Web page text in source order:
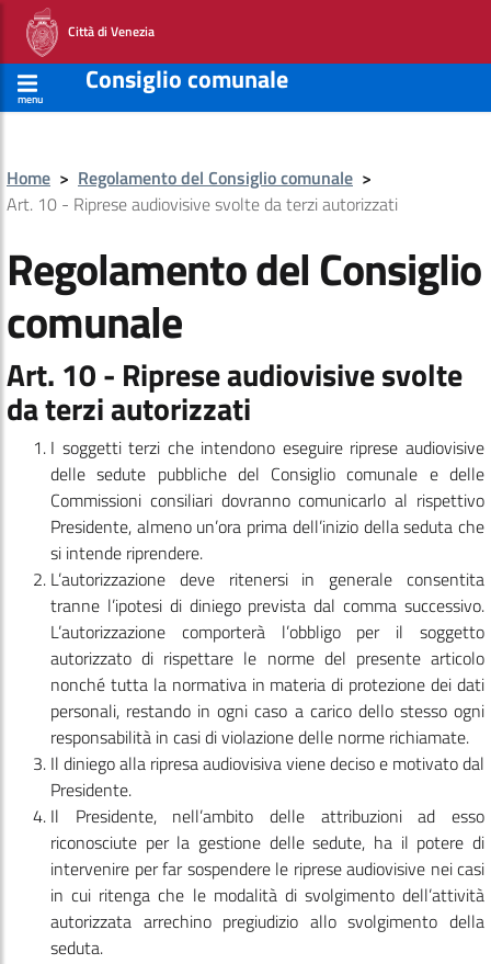
Città di Venezia
menu
Consiglio comunale
Home > Regolamento del Consiglio comunale >
Art. 10 - Riprese audiovisive svolte da terzi autorizzati
Regolamento del Consiglio
comunale
Art. 10 - Riprese audiovisive svolte
da terzi autorizzati
I soggetti terzi che intendono eseguire riprese audiovisive
delle sedute pubbliche del Consiglio comunale e delle
Commissioni consiliari dovranno comunicarlo al rispettivo
Presidente, almeno un’ora prima dell’inizio della seduta che
si intende riprendere.
L’autorizzazione deve ritenersi in generale consentita
tranne l’ipotesi di diniego prevista dal comma successivo.
L’autorizzazione comporterà l’obbligo per il soggetto
autorizzato di rispettare le norme del presente articolo
nonché tutta la normativa in materia di protezione dei dati
personali, restando in ogni caso a carico dello stesso ogni
responsabilità in casi di violazione delle norme richiamate.
Il diniego alla ripresa audiovisiva viene deciso e motivato dal
Presidente.
Il Presidente, nell’ambito delle attribuzioni ad esso
riconosciute per la gestione delle sedute, ha il potere di
intervenire per far sospendere le riprese audiovisive nei casi
in cui ritenga che le modalità di svolgimento dell’attività
autorizzata arrechino pregiudizio allo svolgimento della
seduta.